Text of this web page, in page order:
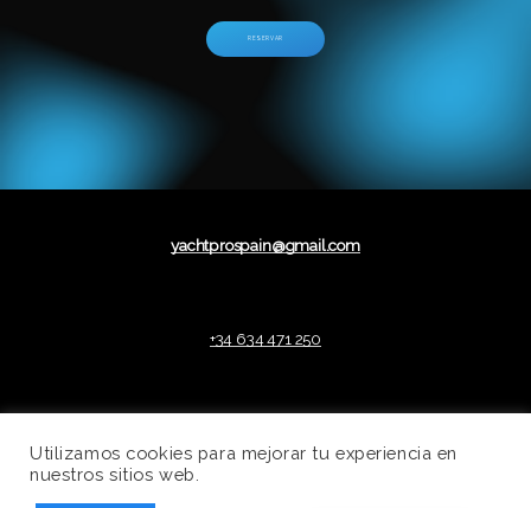
R E S ERV AR
yachtprospain@gmail.com
+34 634 471 250
Utilizamos cookies para mejorar tu experiencia en
nuestros sitios web.
English (UK)